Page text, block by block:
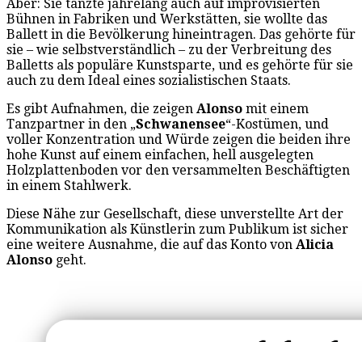
Aber: Sie tanzte jahrelang auch auf improvisierten
Bühnen in Fabriken und Werkstätten, sie wollte das
Ballett in die Bevölkerung hineintragen. Das gehörte für
sie – wie selbstverständlich – zu der Verbreitung des
Balletts als populäre Kunstsparte, und es gehörte für sie
auch zu dem Ideal eines sozialistischen Staats.
Es gibt Aufnahmen, die zeigen Alonso mit einem
Tanzpartner in den „Schwanensee“-Kostümen, und
voller Konzentration und Würde zeigen die beiden ihre
hohe Kunst auf einem einfachen, hell ausgelegten
Holzplattenboden vor den versammelten Beschäftigten
in einem Stahlwerk.
Diese Nähe zur Gesellschaft, diese unverstellte Art der
Kommunikation als Künstlerin zum Publikum ist sicher
eine weitere Ausnahme, die auf das Konto von Alicia
Alonso geht.